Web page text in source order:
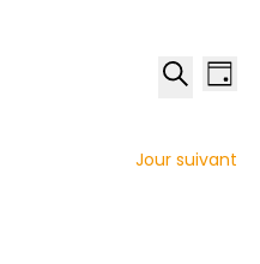
de
de
Jour
Jour suivant